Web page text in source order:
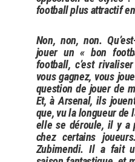
football plus attractif
Non, non, non.
jouer un « bon
football, c’est
vous gagnez, vous
question de jouer de
Et, à Arsenal, ils
que, vu la longueur de
elle se déroule, il y a
chez certains
Zubimendi. Il a fait